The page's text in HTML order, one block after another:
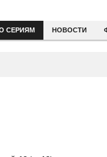
СЕРИЯМ НОВОСТИ